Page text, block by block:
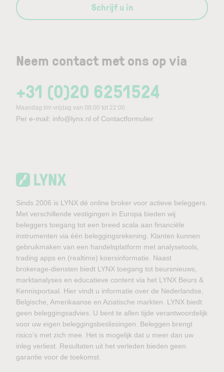
Neem contact met ons op via
+31 (0)20 6251524
Maandag t/m vrijdag van 08:00 tot 22:00
Per e-mail: info@lynx.nl of Contactformulier
Schrijf u in
Sinds 2006 is LYNX dé online broker voor actieve beleggers.
Met verschillende vestigingen in Europa bieden wij
beleggers toegang tot een breed scala aan financiële
instrumenten via één beleggingsrekening. Klanten kunnen
gebruikmaken van een handelsplatform met analysetools,
trading apps en (realtime) koersinformatie. Naast
brokerage-diensten biedt LYNX toegang tot beursnieuws,
marktanalyses en educatieve content via het LYNX Beurs &
Kennisportaal. Hier vindt u informatie over de Nederlandse,
Belgische, Amerikaanse en Aziatische markten. LYNX biedt
geen beleggingsadvies. U bent te allen tijde verantwoordelijk
voor uw eigen beleggingsbeslissingen. Beleggen brengt
risico’s met zich mee. Het is mogelijk dat u meer dan uw
inleg verliest. Resultaten uit het verleden bieden geen
garantie voor de toekomst.